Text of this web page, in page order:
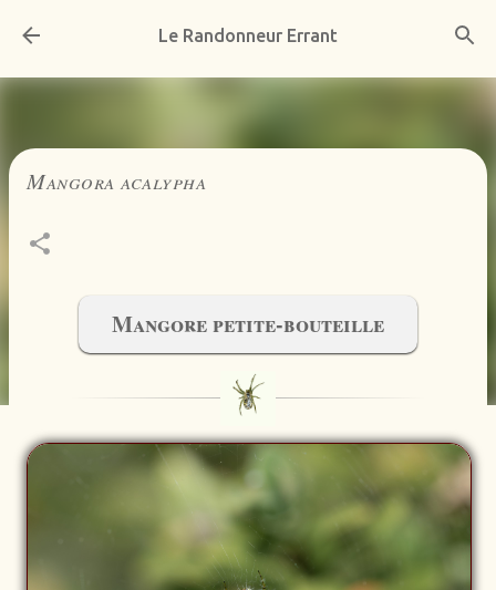
Accéder au contenu principal
Le Randonneur Errant
Mangora acalypha
Mangore petite-bouteille